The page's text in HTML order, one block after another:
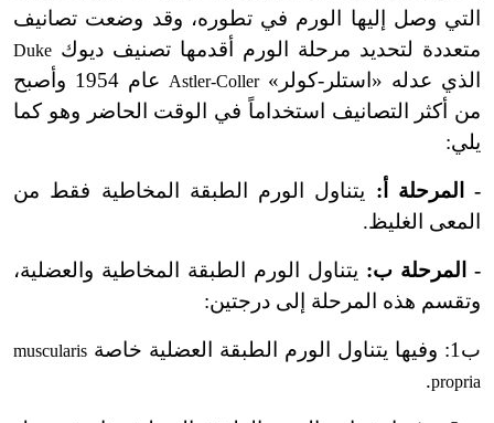
التي وصل إليها الورم في تطوره، وقد وضعت تصانيف
متعددة لتحديد مرحلة الورم أقدمها تصنيف ديوك Duke
الذي عدله «استلر-كولر»Astler-Coller
عام 1954 وأصبح
من أكثر التصانيف استخداماً في الوقت الحاضر وهو كما
يلي:
- المرحلة أ: يتناول الورم الطبقة المخاطية فقط من
المعى الغليظ.
- المرحلة ب: يتناول الورم الطبقة المخاطية والعضلية،
وتقسم هذه المرحلة إلى درجتين:
ب1: وفيها يتناول الورم الطبقة العضلية خاصة
muscularis
propria
.